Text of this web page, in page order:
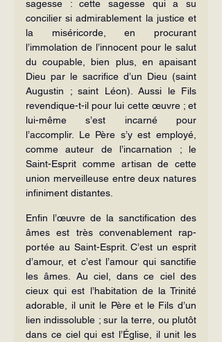
sagesse : cette sagesse qui a su
concilier si admirablement la justice et
la miséricorde, en procurant
l’immolation de l’innocent pour le salut
du coupable, bien plus, en apaisant
Dieu par le sacri­fice d’un Dieu (saint
Augustin ; saint Léon). Aussi le Fils
revendique-t-il pour lui cette œuvre ; et
lui-même s’est incarné pour
l’accomplir. Le Père s’y est employé,
comme auteur de l’incarnation ; le
Saint-Esprit comme artisan de cette
union merveilleuse entre deux natures
infiniment distantes.
Enfin l’œuvre de la sanctification des
âmes est très convenablement rap­
portée au Saint-Esprit. C’est un esprit
d’amour, et c’est l’amour qui sanctifie
les âmes. Au ciel, dans ce ciel des
cieux qui est l’habitation de la Trinité
adora­ble, il unit le Père et le Fils d’un
lien indissoluble ; sur la terre, ou plutôt
dans ce ciel qui est l’Église, il unit les